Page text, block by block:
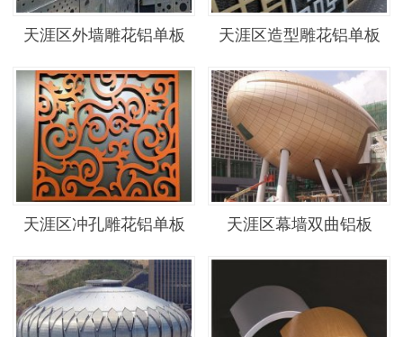
天涯区外墙雕花铝单板 天涯区造型雕花铝单板
天涯区冲孔雕花铝单板 天涯区幕墙双曲铝板